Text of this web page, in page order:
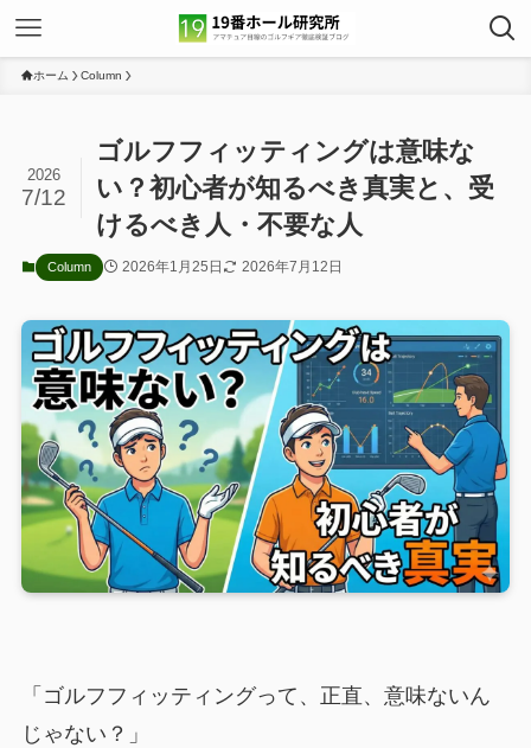
ホーム Column
ゴルフフィッティングは意味な
い？初心者が知るべき真実と、受
けるべき人・不要な人
2026
7/12
Column 2026年1月25日 2026年7月12日
「ゴルフフィッティングって、正直、意味ないん
じゃない？」